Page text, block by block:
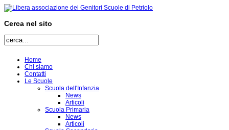
Cerca nel sito
Home
Chi siamo
Contatti
Le Scuole
Scuola dell'Infanzia
News
Articoli
Scuola Primaria
News
Articoli